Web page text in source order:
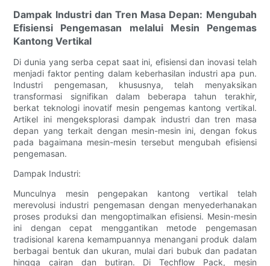
Dampak Industri dan Tren Masa Depan: Mengubah
Efisiensi Pengemasan melalui Mesin Pengemas
Kantong Vertikal
Di dunia yang serba cepat saat ini, efisiensi dan inovasi telah
menjadi faktor penting dalam keberhasilan industri apa pun.
Industri pengemasan, khususnya, telah menyaksikan
transformasi signifikan dalam beberapa tahun terakhir,
berkat teknologi inovatif mesin pengemas kantong vertikal.
Artikel ini mengeksplorasi dampak industri dan tren masa
depan yang terkait dengan mesin-mesin ini, dengan fokus
pada bagaimana mesin-mesin tersebut mengubah efisiensi
pengemasan.
Dampak Industri:
Munculnya mesin pengepakan kantong vertikal telah
merevolusi industri pengemasan dengan menyederhanakan
proses produksi dan mengoptimalkan efisiensi. Mesin-mesin
ini dengan cepat menggantikan metode pengemasan
tradisional karena kemampuannya menangani produk dalam
berbagai bentuk dan ukuran, mulai dari bubuk dan padatan
hingga cairan dan butiran. Di Techflow Pack, mesin